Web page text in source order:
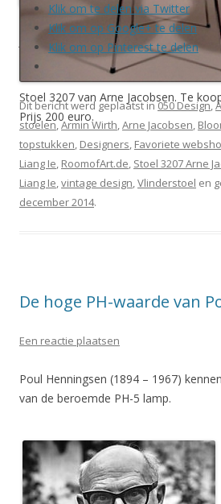
Set van 4 Vlinderstoelen van Arne
Jacobsen. Te koop bij 050 Design. Prijs
595 euro.
Stoel 3207 van Arne Jacobsen. Te
Prijs 200 euro.
Klik om te delen via Twitter
Klik om op Google+ te delen
Klik om op Pinterest te delen
Dit bericht werd geplaatst in050 Design,
stoelen,Armin Wirth,Arne Jacobsen,
topstukken, Designers, Favoriete
Liang Ie, RoomofArt.de, Stoel 3207 Arne
Liang Ie,vintage design,Vlinderstoel en
december 2014.
De hoge PH-waarde van
Een reactie plaatsen
Poul Henningsen (1894 – 1967)
van de beroemde PH-5 lamp.